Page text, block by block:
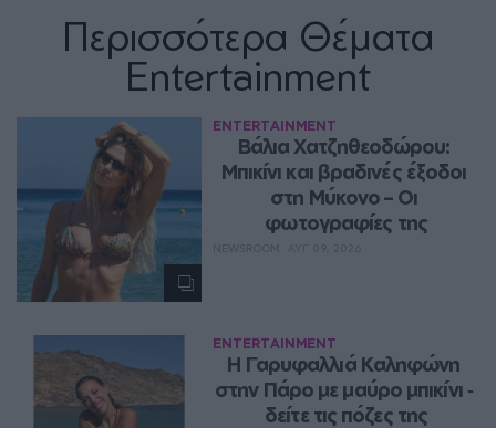
Περισσότερα Θέματα
Entertainment
ENTERTAINMENT
Βάλια Χατζηθεοδώρου:
Μπικίνι και βραδινές έξοδοι
στη Μύκονο – Οι
φωτογραφίες της
ENTERTAINMENT
Η Γαρυφαλλιά Καληφώνη
στην Πάρο με μαύρο μπικίνι ‑
δείτε τις πόζες της